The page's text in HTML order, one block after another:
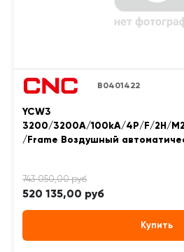
B0401422
YCW3
3200/3200A/100kA/4P/F/2H/
/Frame Воздушный
520 135,00 руб
Купить